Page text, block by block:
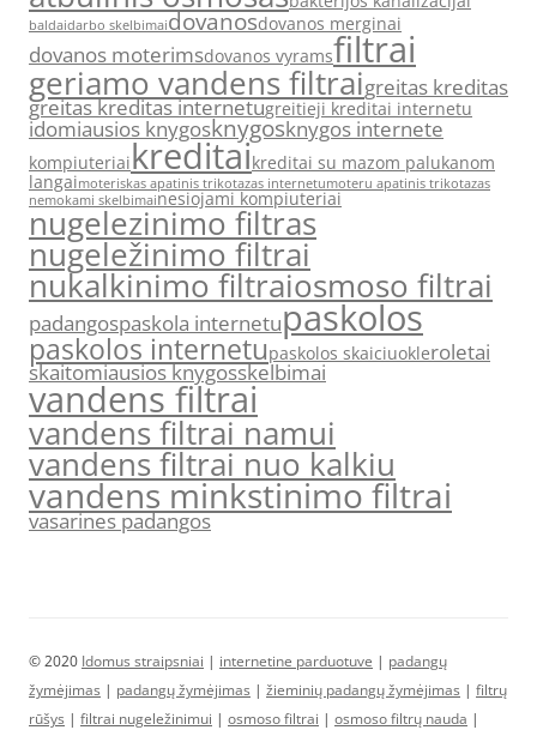
baldaidarbo skelbimaidovanosdovanos merginai
dovanos moterimsdovanos vyramsfiltrai
geriamo vandens filtraigreitas kreditas
greitas kreditas internetugreitieji kreditai internetu
idomiausios knygosknygosknygos internete
kompiuteriaikreditaikreditai su mazom palukanom
langaimoteriskas apatinis trikotazas internetumoteru apatinis trikotazas
nemokami skelbimainesiojami kompiuteriai
nugelezinimo filtras
nugeležinimo filtrai
nukalkinimo filtraiosmoso filtrai
padangospaskola internetupaskolos
paskolos internetupaskolos skaiciuokleroletai
skaitomiausios knygosskelbimai
vandens filtrai
vandens filtrai namui
vandens filtrai nuo kalkiu
vandens minkstinimo filtrai
vasarines padangos
© 2020 Idomus straipsniai | internetine parduotuve | padangų
žymėjimas | padangų žymėjimas | žieminių padangų žymėjimas | filtrų
rūšys | filtrai nugeležinimui | osmoso filtrai | osmoso filtrų nauda |